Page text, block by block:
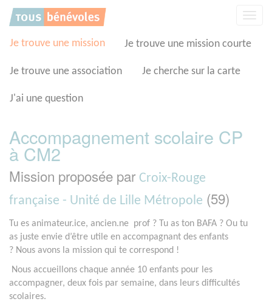
Je trouve une mission Je trouve une mission courte
Je trouve une association Je cherche sur la carte
J'ai une question
Accompagnement scolaire CP
à CM2
Mission proposée par Croix-Rouge
française - Unité de Lille Métropole (59)
Tu es animateur.ice, ancien.ne prof ? Tu as ton BAFA ? Ou tu
as juste envie d’être utile en accompagnant des enfants
? Nous avons la mission qui te correspond !
Nous accueillons chaque année 10 enfants pour les
accompagner, deux fois par semaine, dans leurs difficultés
scolaires.
Panneau de gestion des cookies